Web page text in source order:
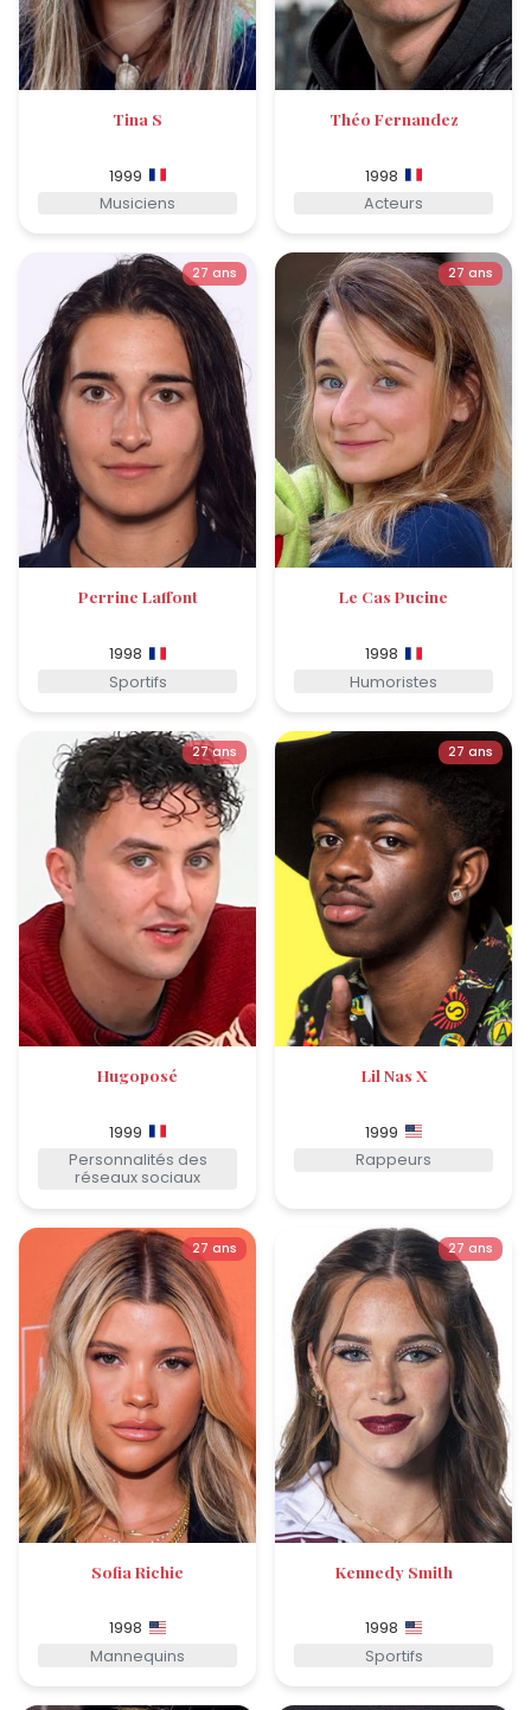
Tina S
1999
Musiciens
Théo Fernandez
1998
Acteurs
27 ans
Perrine Laffont
1998
Sportifs
27 ans
Le Cas Pucine
1998
Humoristes
27 ans
Hugoposé
1999
Personnalités des
réseaux sociaux
27 ans
Lil Nas X
1999
Rappeurs
27 ans
Sofia Richie
1998
Mannequins
27 ans
Kennedy Smith
1998
Sportifs